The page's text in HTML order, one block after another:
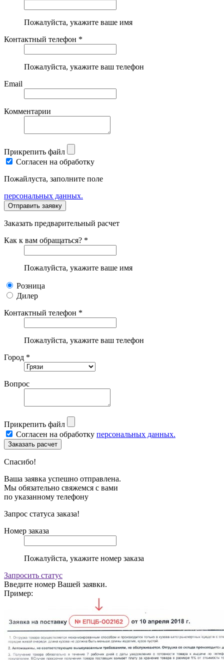
Пожалуйста, укажите ваше имя
Контактный телефон *
Пожалуйста, укажите ваш телефон
Email
Комментарии
Прикрепить файл
Согласен на обработку
Пожайлуста, заполните поле
персональных данных.
Заказать предварительный расчет
Как к вам обращаться? *
Пожалуйста, укажите ваше имя
Розница
Дилер
Контактный телефон *
Пожалуйста, укажите ваш телефон
Город *
Вопрос
Прикрепить файл
Согласен на обработку персональных данных.
Спасибо!
Ваша заявка успешно отправлена.
Мы обязательно свяжемся с вами
по указанному телефону
Запрос статуса заказа!
Номер заказа
Пожалуйста, укажите номер заказа
Запросить статус
Введите номер Вашей заявки.
Пример: